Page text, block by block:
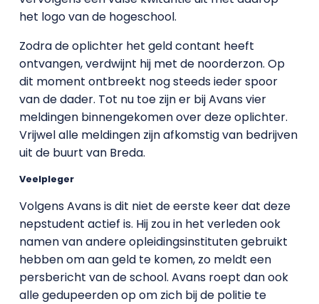
het logo van de hogeschool.
Zodra de oplichter het geld contant heeft
ontvangen, verdwijnt hij met de noorderzon. Op
dit moment ontbreekt nog steeds ieder spoor
van de dader. Tot nu toe zijn er bij Avans vier
meldingen binnengekomen over deze oplichter.
Vrijwel alle meldingen zijn afkomstig van bedrijven
uit de buurt van Breda.
Veelpleger
Volgens Avans is dit niet de eerste keer dat deze
nepstudent actief is. Hij zou in het verleden ook
namen van andere opleidingsinstituten gebruikt
hebben om aan geld te komen, zo meldt een
persbericht van de school. Avans roept dan ook
alle gedupeerden op om zich bij de politie te